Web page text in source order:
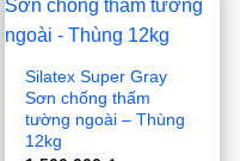
mới
Silatex Super Gray
Sơn chống thấm
tường ngoài – Thùng
12kg